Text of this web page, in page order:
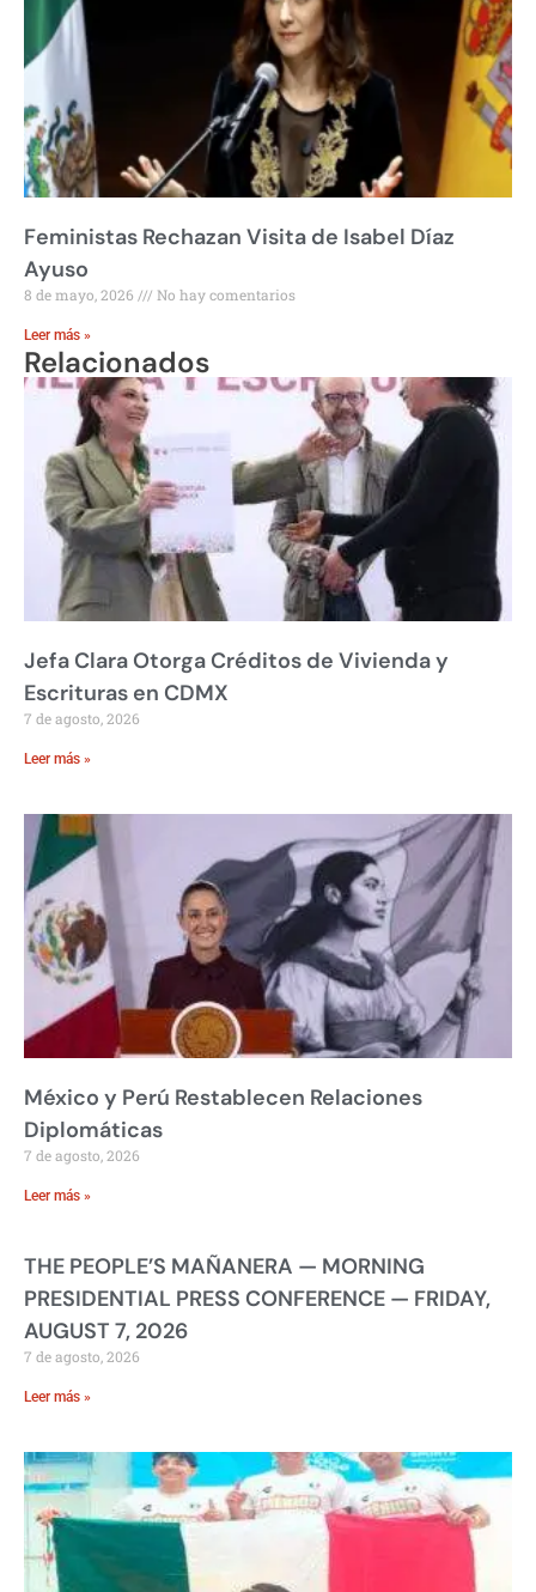
Feministas Rechazan Visita de Isabel Díaz
Ayuso
8 de mayo, 2026 No hay comentarios
Leer más »
Relacionados
Jefa Clara Otorga Créditos de Vivienda y
Escrituras en CDMX
7 de agosto, 2026
Leer más »
México y Perú Restablecen Relaciones
Diplomáticas
7 de agosto, 2026
Leer más »
THE PEOPLE’S MAÑANERA — MORNING
PRESIDENTIAL PRESS CONFERENCE — FRIDAY,
AUGUST 7, 2026
7 de agosto, 2026
Leer más »